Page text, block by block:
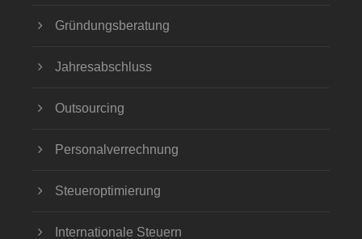
Gründungsberatung
Jahresabschluss
Outsourcing
Personalverrechnung
Steueroptimierung
Internationale Steuern